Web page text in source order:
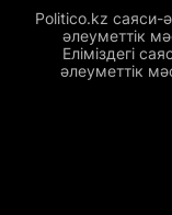
Politico.kz саяси-
әлеуметтік
Еліміздегі
әлеуметтік